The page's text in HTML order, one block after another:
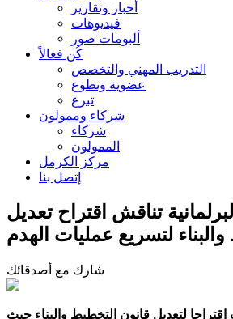
أخبار وتقارير
فيديوهات
ألبومات صور
كُن فعالاً
التدريب المهني والتخصص
عضوية وتطوع
تبرع
شركاء وممولون
شركاء
الممولون
مركز الكرمل
إتصل بنا
تناقش اقتراح تعديل
لتسريع عمليات الهدم
شارك مع أصدقائك
لتعديل قانون التخطيط والبناء حيث